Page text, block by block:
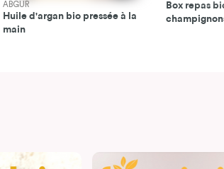
ABGUR
Huile d'argan bio pressée à la
main
Box repas